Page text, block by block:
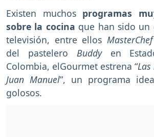
Existen muchos programas
sobre la cocina que han sido un
televisión, entre ellos MasterChef
del pastelero Buddyen
Colombia, elGourmet estrena “
Juan Manuel”, un programa
golosos.